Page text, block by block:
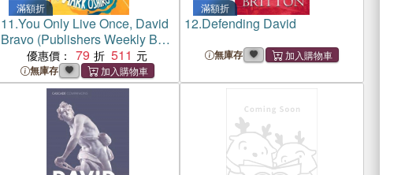
滿額折
11.You Only Live Once, David
Bravo (Publishers Weekly Best
Books 2022)
優惠價： 79 511
無庫存
滿額折
12.Defending David
無庫存